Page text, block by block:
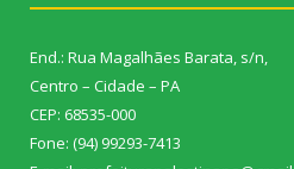
End.: Rua Magalhães Barata, s/n,
Centro – Cidade – PA
CEP: 68535-000
Fone: (94) 99293-7413